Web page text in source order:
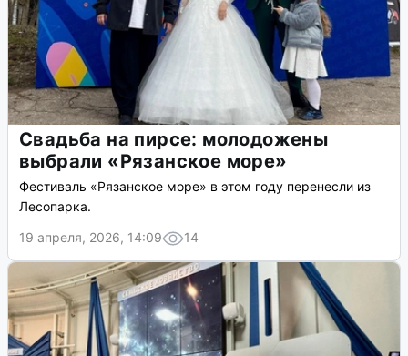
Свадьба на пирсе: молодожены
выбрали «Рязанское море»
Фестиваль «Рязанское море» в этом году перенесли из
Лесопарка.
19 апреля, 2026, 14:09
14